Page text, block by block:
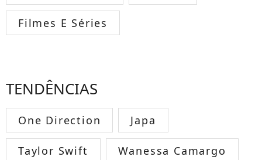
Filmes E Séries
TENDÊNCIAS
One Direction Japa
Taylor Swift Wanessa Camargo